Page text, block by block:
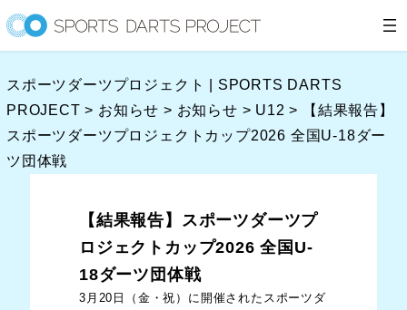
内
容
ス
キ
ッ
プ
スポーツダーツプロジェクト | SPORTS DARTS
PROJECT > お知らせ > お知らせ > U12 >
【結果報告】
スポーツダーツプロジェクトカップ2026 全国U-18ダー
ツ団体戦
【結果報告】スポーツダーツプ
ロジェクトカップ2026 全国U-
18ダーツ団体戦
3月20日（金・祝）に開催されたスポーツダ